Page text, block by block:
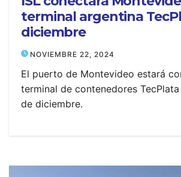
terminal argentina
diciembre
NOVIEMBRE 22, 2024
El puerto de Montevideo estará
terminal de contenedores
de diciembre.